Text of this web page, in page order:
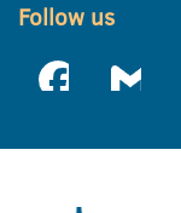
Follow us